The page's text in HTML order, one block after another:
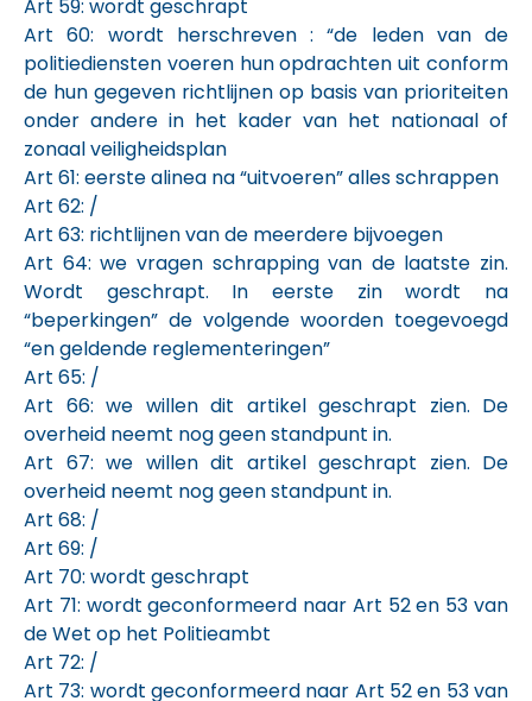
Art 59: wordt geschrapt
Art 60: wordt herschreven : “de leden van de
politiediensten voeren hun opdrachten uit conform
de hun gegeven richtlijnen op basis van prioriteiten
onder andere in het kader van het nationaal of
zonaal veiligheidsplan
Art 61: eerste alinea na “uitvoeren” alles schrappen
Art 62: /
Art 63: richtlijnen van de meerdere bijvoegen
Art 64: we vragen schrapping van de laatste zin.
Wordt geschrapt. In eerste zin wordt na
“beperkingen” de volgende woorden toegevoegd
“en geldende reglementeringen”
Art 65: /
Art 66: we willen dit artikel geschrapt zien. De
overheid neemt nog geen standpunt in.
Art 67: we willen dit artikel geschrapt zien. De
overheid neemt nog geen standpunt in.
Art 68: /
Art 69: /
Art 70: wordt geschrapt
Art 71: wordt geconformeerd naar Art 52 en 53 van
de Wet op het Politieambt
Art 72: /
Art 73: wordt geconformeerd naar Art 52 en 53 van